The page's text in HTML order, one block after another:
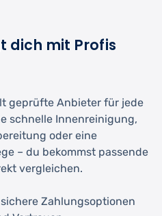
dich mit Profis
geprüfte Anbieter für jede
schnelle Innenreinigung,
oder eine
– du bekommst passende
vergleichen.
Zahlungsoptionen